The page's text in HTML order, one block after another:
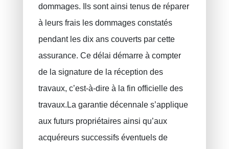
dommages. Ils sont ainsi tenus de réparer
à leurs frais les dommages constatés
pendant les dix ans couverts par cette
assurance. Ce délai démarre à compter
de la signature de la réception des
travaux, c’est-à-dire à la fin officielle des
travaux.La garantie décennale s’applique
aux futurs propriétaires ainsi qu’aux
acquéreurs successifs éventuels de
Assurances soins de santé
Assurance familiale
Assurance vie
Assurance funéraire
RC Exploitation / RC Professionnel
BALAN Gabriel
TILITA Alexandru
BUJOR Alexandru